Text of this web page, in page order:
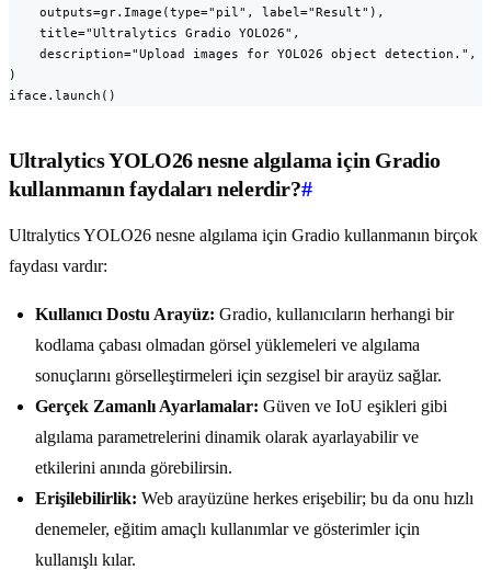
    outputs=gr.Image(type="pil", label="Result"),
    title="Ultralytics Gradio YOLO26",
    description="Upload images for YOLO26 object detection.",
)
iface.launch()
Ultralytics YOLO26 nesne algılama için Gradio
kullanmanın faydaları nelerdir?#
Ultralytics YOLO26 nesne algılama için Gradio kullanmanın birçok
faydası vardır:
Kullanıcı Dostu Arayüz: Gradio, kullanıcıların herhangi bir
kodlama çabası olmadan görsel yüklemeleri ve algılama
sonuçlarını görselleştirmeleri için sezgisel bir arayüz sağlar.
Gerçek Zamanlı Ayarlamalar: Güven ve IoU eşikleri gibi
algılama parametrelerini dinamik olarak ayarlayabilir ve
etkilerini anında görebilirsin.
Erişilebilirlik: Web arayüzüne herkes erişebilir; bu da onu hızlı
denemeler, eğitim amaçlı kullanımlar ve gösterimler için
kullanışlı kılar.